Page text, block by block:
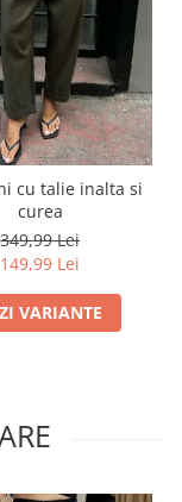
cu talie inalta si
curea
349,99 Lei
149,99 Lei
VARIANTE